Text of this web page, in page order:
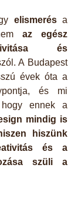
elismerés a
az egész
és
A Budapest
évek óta a
és mi
ennek a
mindig is
hiszünk
és a
szüli a